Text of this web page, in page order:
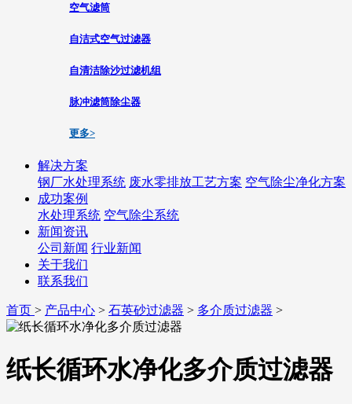
空气滤筒
自洁式空气过滤器
自清洁除沙过滤机组
脉冲滤筒除尘器
更多>
解决方案
钢厂水处理系统 废水零排放工艺方案 空气除尘净化方案
成功案例
水处理系统 空气除尘系统
新闻资讯
公司新闻 行业新闻
关于我们
联系我们
首页 > 产品中心 > 石英砂过滤器 > 多介质过滤器 >
纸长循环水净化多介质过滤器